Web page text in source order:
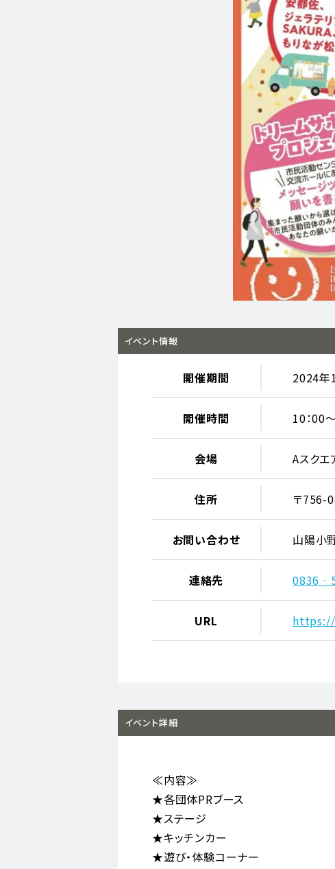
イベント情報
開催期間 2024年
開催時間 10：00
会場 Aスクエ
住所 〒756-
お問い合わせ 山陽小
連絡先
URL
イベント詳細
≪内容≫
★各団体PRブース
★ステージ
★キッチンカー
★遊び・体験コーナー